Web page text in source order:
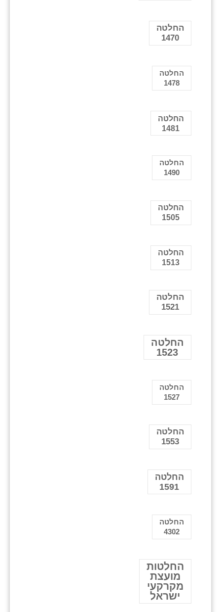
החלטה
1470
החלטה
1478
החלטה
1481
החלטה
1490
החלטה
1505
החלטה
1513
החלטה
1521
החלטה
1523
החלטה
1527
החלטה
1553
החלטה
1591
החלטה
4302
החלטות
מועצת
מקרקעי
ישראל